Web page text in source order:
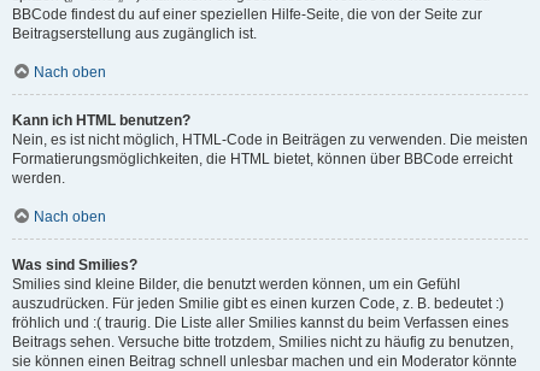
BBCode findest du auf einer speziellen Hilfe-Seite, die von der Seite zur
Beitragserstellung aus zugänglich ist.
Nach oben
Kann ich HTML benutzen?
Nein, es ist nicht möglich, HTML-Code in Beiträgen zu verwenden. Die meisten
Formatierungsmöglichkeiten, die HTML bietet, können über BBCode erreicht
werden.
Nach oben
Was sind Smilies?
Smilies sind kleine Bilder, die benutzt werden können, um ein Gefühl
auszudrücken. Für jeden Smilie gibt es einen kurzen Code, z. B. bedeutet :)
fröhlich und :( traurig. Die Liste aller Smilies kannst du beim Verfassen eines
Beitrags sehen. Versuche bitte trotzdem, Smilies nicht zu häufig zu benutzen,
sie können einen Beitrag schnell unlesbar machen und ein Moderator könnte